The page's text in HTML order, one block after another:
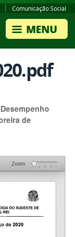
Comunicação Social
de
Zoom